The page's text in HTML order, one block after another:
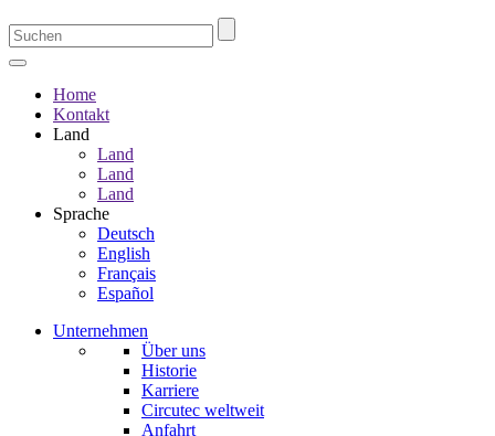
Home
Kontakt
Land
Land
Land
Land
Sprache
Deutsch
English
Français
Español
Unternehmen
Über uns
Historie
Karriere
Circutec weltweit
Anfahrt